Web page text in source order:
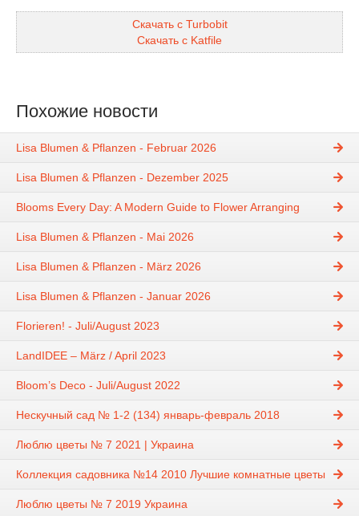
Скачать с Turbobit
Скачать с Katfile
Похожие новости
Lisa Blumen & Pflanzen - Februar 2026
Lisa Blumen & Pflanzen - Dezember 2025
Blooms Every Day: A Modern Guide to Flower Arranging
Lisa Blumen & Pflanzen - Mai 2026
Lisa Blumen & Pflanzen - März 2026
Lisa Blumen & Pflanzen - Januar 2026
Florieren! - Juli/August 2023
LandIDEE – März / April 2023
Bloom’s Deco - Juli/August 2022
Нескучный сад № 1-2 (134) январь-февраль 2018
Люблю цветы № 7 2021 | Украина
Коллекция садовника №14 2010 Лучшие комнатные цветы
Люблю цветы № 7 2019 Украина